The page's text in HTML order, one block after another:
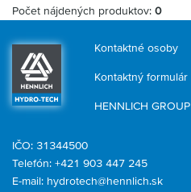
Počet nájdených produktov: 0
Kontaktné osoby
Kontaktný formulár
HENNLICH GROUP
IČO: 31344500
Telefón: +421 903 447 245
E-mail: hydrotech@hennlich.sk